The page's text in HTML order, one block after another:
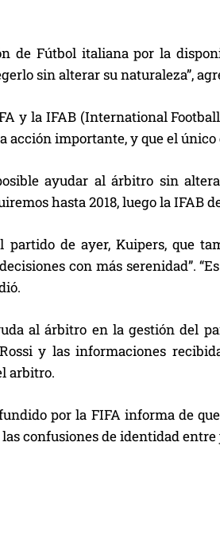
de Fútbol italiana por la
sin alterar su naturaleza”,
y la IFAB (International
acción importante, y que el
ayudar al árbitro sin
hasta 2018, luego la IFAB
partido de ayer, Kuipers, que
con más serenidad”.
al árbitro en la gestión del
y las informaciones
arbitro.
por la FIFA informa de
confusiones de identidad entre